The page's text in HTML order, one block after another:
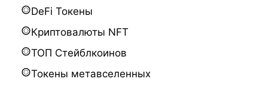
DeFi Токены
Криптовалюты NFT
ТОП Стейблкоинов
Токены метавселенных